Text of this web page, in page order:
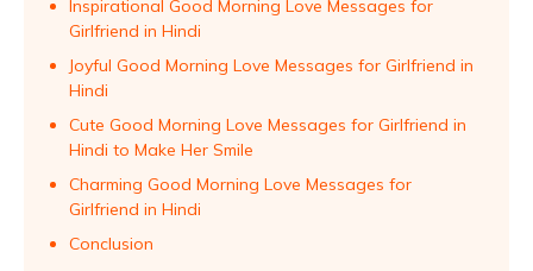
Inspirational Good Morning Love Messages for
Girlfriend in Hindi
Joyful Good Morning Love Messages for Girlfriend in
Hindi
Cute Good Morning Love Messages for Girlfriend in
Hindi to Make Her Smile
Charming Good Morning Love Messages for
Girlfriend in Hindi
Conclusion